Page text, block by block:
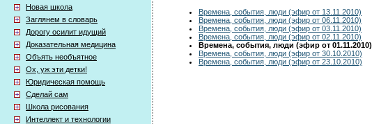
Новая школа
Заглянем в словарь
Дорогу осилит идущий
Доказательная медицина
Объять необъятное
Ох, уж эти детки!
Юридическая помощь
Сделай сам
Школа рисования
Интеллект и технологии
Времена, события, люди (эфир от 13.11.2010)
Времена, события, люди (эфир от 06.11.2010)
Времена, события, люди (эфир от 03.11.2010)
Времена, события, люди (эфир от 02.11.2010)
Времена, события, люди (эфир от 01.11.2010)
Времена, события, люди (эфир от 30.10.2010)
Времена, события, люди (эфир от 23.10.2010)